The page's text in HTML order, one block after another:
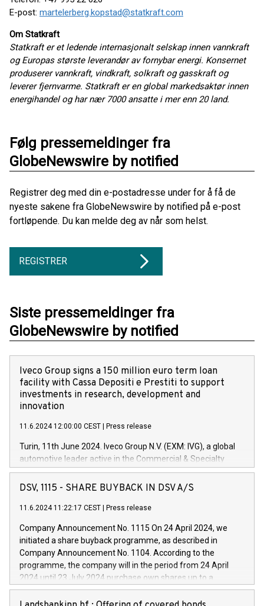
E-post: martelerberg.kopstad@statkraft.com
Om Statkraft
Statkraft er et ledende internasjonalt selskap innen vannkraft
og Europas største leverandør av fornybar energi. Konsernet
produserer vannkraft, vindkraft, solkraft og gasskraft og
leverer fjernvarme. Statkraft er en global markedsaktør innen
energihandel og har nær 7000 ansatte i mer enn 20 land.
Følg pressemeldinger fra
GlobeNewswire by notified
Registrer deg med din e-postadresse under for å få de
nyeste sakene fra GlobeNewswire by notified på e-post
fortløpende. Du kan melde deg av når som helst.
REGISTRER
Siste pressemeldinger fra
GlobeNewswire by notified
Iveco Group signs a 150 million euro term loan
facility with Cassa Depositi e Prestiti to support
investments in research, development and
innovation
11.6.2024 12:00:00 CEST Press release
Turin, 11th June 2024. Iveco Group N.V. (EXM: IVG), a global
automotive leader active in the Commercial & Specialty
Vehicles, Powertrain and related Financial Services arenas,
has successfully signed a term loan facility of 150 million
new projects in Italy dedicated to research, development and
by CDP, Iveco Group will develop innovative technologies and
architectures in the field of electric propulsion and further
develop solutions for autonomous driving, digitalisation and
vehicle connectivity aimed at increasing efficiency, safety,
driving comfort and productivity. The financed investments,
DSV, 1115 - SHARE BUYBACK IN DSV A/S
11.6.2024 11:22:17 CEST Press release
Company Announcement No. 1115 On 24 April 2024, we
initiated a share buyback programme, as described in
Company Announcement No. 1104. According to the
programme, the company will in the period from 24 April
2024 until 23 July 2024 purchase own shares up to a
maximum value of DKK 1,000 million, and no more than
1,700,000 shares, corresponding to 0.79% of the share